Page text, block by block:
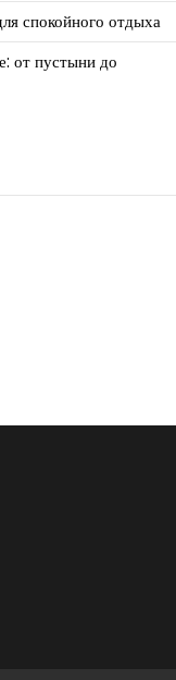
спокойного отдыха
от пустыни до